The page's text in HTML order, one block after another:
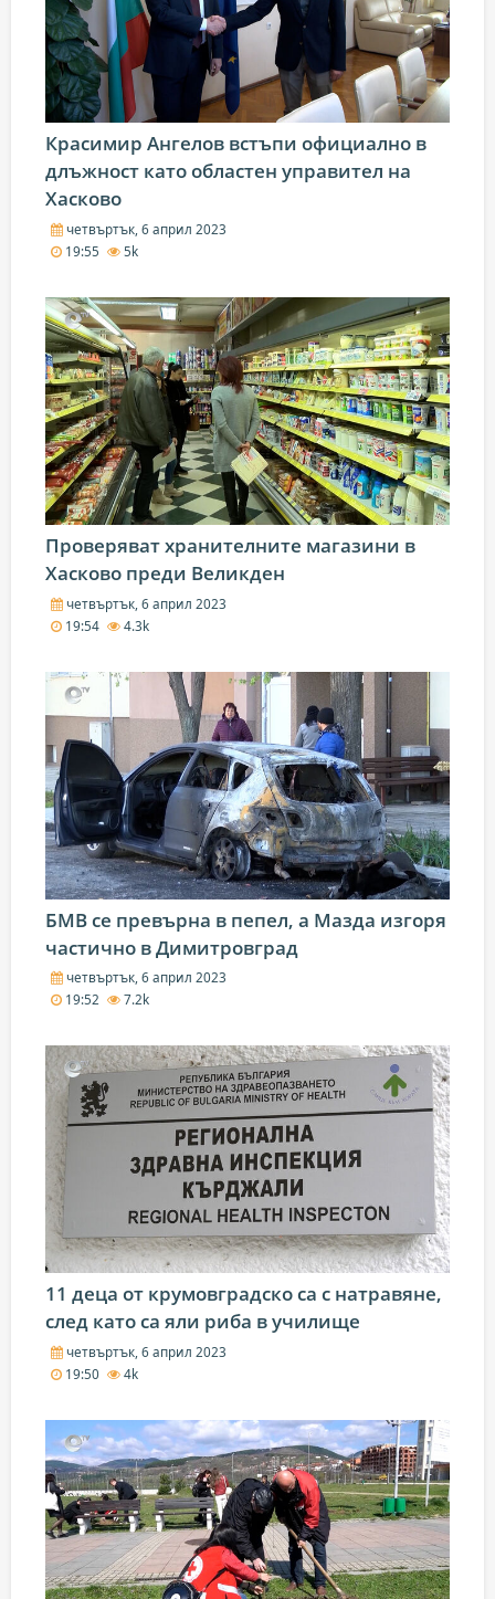
Красимир Ангелов встъпи официално в
длъжност като областен управител на
Хасково
четвъртък, 6 април 2023
19:55
5k
Проверяват хранителните магазини в
Хасково преди Великден
четвъртък, 6 април 2023
19:54
4.3k
БМВ се превърна в пепел, а Мазда изгоря
частично в Димитровград
четвъртък, 6 април 2023
19:52
7.2k
11 деца от крумовградско са с натравяне,
след като са яли риба в училище
четвъртък, 6 април 2023
19:50
4k